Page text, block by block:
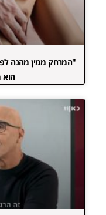
"המרחק ממין מהנה